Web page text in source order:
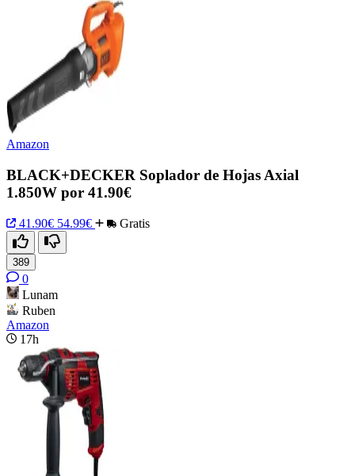
Amazon
BLACK+DECKER Soplador de Hojas Axial
1.850W por 41.90€
41.90€ 54.99€ Gratis
389
0
Lunam
Ruben
Amazon
17h